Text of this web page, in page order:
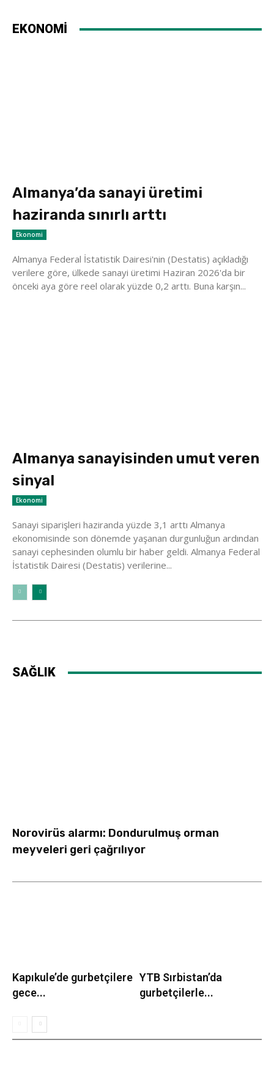
EKONOMİ
Almanya’da sanayi üretimi
haziranda sınırlı arttı
Ekonomi
Almanya Federal İstatistik Dairesi'nin (Destatis) açıkladığı
verilere göre, ülkede sanayi üretimi Haziran 2026'da bir
önceki aya göre reel olarak yüzde 0,2 arttı. Buna karşın...
Almanya sanayisinden umut veren
sinyal
Ekonomi
Sanayi siparişleri haziranda yüzde 3,1 arttı Almanya
ekonomisinde son dönemde yaşanan durgunluğun ardından
sanayi cephesinden olumlu bir haber geldi. Almanya Federal
İstatistik Dairesi (Destatis) verilerine...
SAĞLIK
Norovirüs alarmı: Dondurulmuş orman
meyveleri geri çağrılıyor
Kapıkule’de gurbetçilere
gece...
YTB Sırbistan’da
gurbetçilerle...